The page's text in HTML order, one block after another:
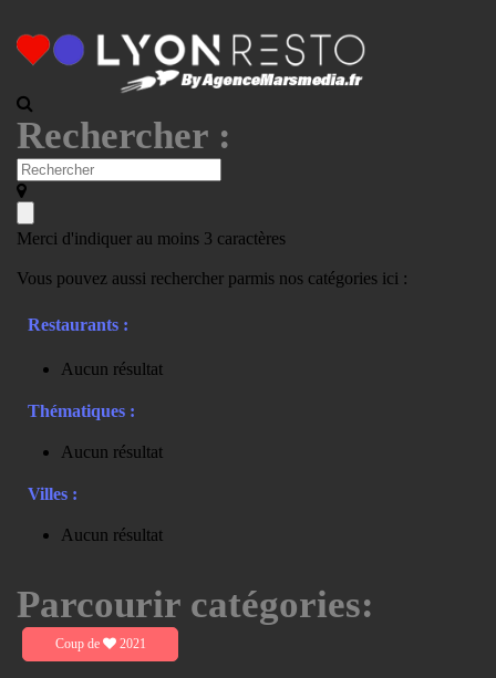
Rechercher :
Merci d'indiquer au moins 3 caractères
Vous pouvez aussi rechercher parmis nos catégories ici :
Restaurants :
Aucun résultat
Thématiques :
Aucun résultat
Villes :
Aucun résultat
Parcourir catégories:
Coup de 2021